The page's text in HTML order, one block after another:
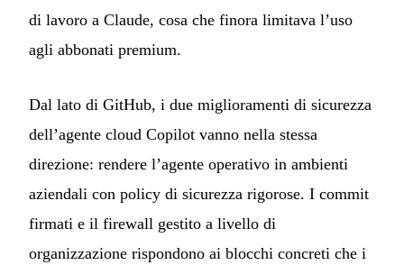
di lavoro a Claude, cosa che finora limitava l’uso
agli abbonati premium.
Dal lato di GitHub, i due miglioramenti di sicurezza
dell’agente cloud Copilot vanno nella stessa
direzione: rendere l’agente operativo in ambienti
aziendali con policy di sicurezza rigorose. I commit
firmati e il firewall gestito a livello di
organizzazione rispondono ai blocchi concreti che i